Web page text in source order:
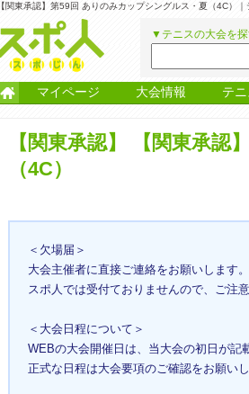
【関東承認】第59回 ありのみカップシングルス・夏（4C）
▼テニスの大会を
マイページ 大会情報 テ
【関東承認】
【関東承認
（4C）
＜欠場届＞
大会主催者に直接ご連絡をお願いします。
スポ人では受付ておりませんので、ご注意
＜大会日程について＞
WEBの大会開催日は、当大会の初日が記
正式な日程は大会要項のご確認をお願いし